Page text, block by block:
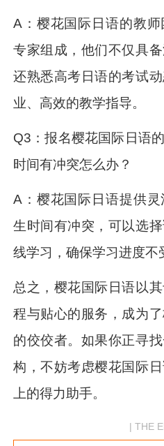
A：樱花国际日语的教
专家组成，他们不仅具
还熟悉高考日语的考试
业、高效的教学指导。
Q3：报名樱花国际日语
时间有冲突怎么办？
A：樱花国际日语提供
生时间有冲突，可以选
线学习，确保学习进度不
总之，樱花国际日语以
程与贴心的服务，成为
的佼佼者。如果你正寻
构，不妨考虑樱花国际
上的得力助手。
| THE